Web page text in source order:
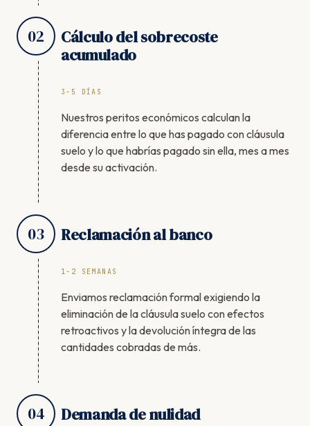
02
Cálculo del sobrecoste
acumulado
3-5 DÍAS
Nuestros peritos económicos calculan la
diferencia entre lo que has pagado con cláusula
suelo y lo que habrías pagado sin ella, mes a mes
desde su activación.
03 Reclamación al banco
1-2 SEMANAS
Enviamos reclamación formal exigiendo la
eliminación de la cláusula suelo con efectos
retroactivos y la devolución íntegra de las
cantidades cobradas de más.
04 Demanda de nulidad